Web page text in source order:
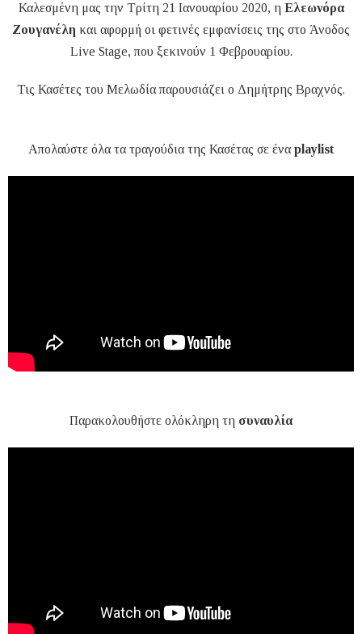
Καλεσμένη μας την Τρίτη 21 Ιανουαρίου 2020, η Ελεωνόρα
Ζουγανέλη και αφορμή οι φετινές εμφανίσεις της στο Άνοδος
Live Stage, που ξεκινούν 1 Φεβρουαρίου.
Τις Κασέτες του Μελωδία παρουσιάζει ο Δημήτρης Βραχνός.
Απολαύστε όλα τα τραγούδια της Κασέτας σε ένα playlist
Παρακολουθήστε ολόκληρη τη συναυλία